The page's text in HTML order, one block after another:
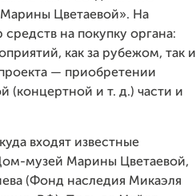
Цветаевой». На
на покупку органа:
как за рубежом, так и
— приобретении
(концертной и т. д.) части и
входят известные
музей Марины Цветаевой,
(Фонд наследия Микаэля